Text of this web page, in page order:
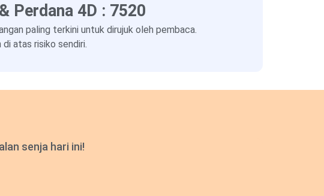
Perdana 4D : 7520
paling terkini untuk dirujuk oleh pembaca.
atas risiko sendiri.
senja hari ini!